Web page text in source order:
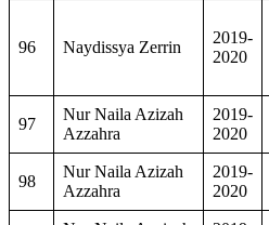
96 Naydissya Zerrin
2019-
2020
97
Nur Naila Azizah
Azzahra
2019-
2020
98
Nur Naila Azizah
Azzahra
2019-
2020